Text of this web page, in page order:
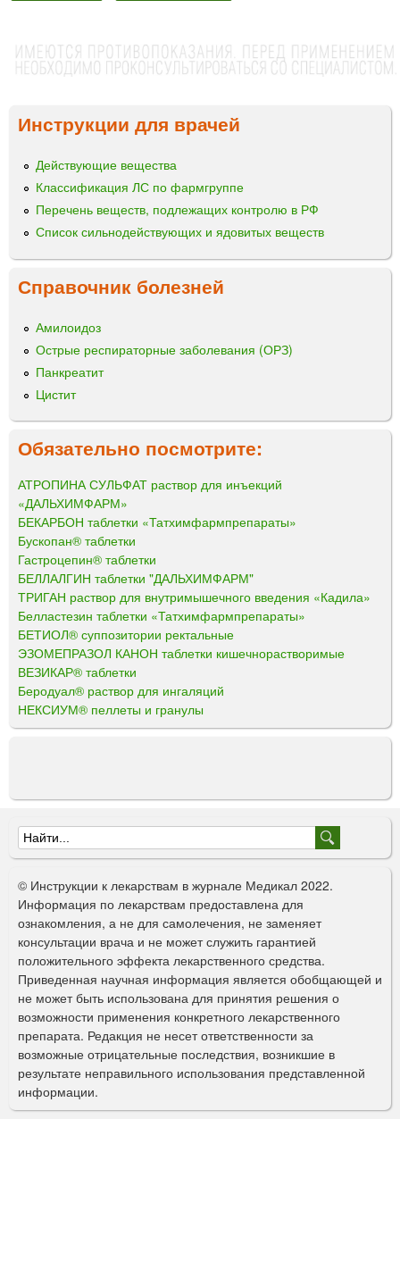
Инструкции для врачей
Действующие вещества
Классификация ЛС по фармгруппе
Перечень веществ, подлежащих контролю в РФ
Список сильнодействующих и ядовитых веществ
Справочник болезней
Амилоидоз
Острые респираторные заболевания (ОРЗ)
Панкреатит
Цистит
Обязательно посмотрите:
АТРОПИНА СУЛЬФАТ раствор для инъекций
«ДАЛЬХИМФАРМ»
БЕКАРБОН таблетки «Татхимфармпрепараты»
Бускопан® таблетки
Гастроцепин® таблетки
БЕЛЛАЛГИН таблетки "ДАЛЬХИМФАРМ"
ТРИГАН раствор для внутримышечного введения «Кадила»
Белластезин таблетки «Татхимфармпрепараты»
БЕТИОЛ® суппозитории ректальные
ЭЗОМЕПРАЗОЛ КАНОН таблетки кишечнорастворимые
ВЕЗИКАР® таблетки
Беродуал® раствор для ингаляций
НЕКСИУМ® пеллеты и гранулы
Ф
о
р
м
а
п
о
и
с
к
© Инструкции к лекарствам в журнале Медикал 2022.
Информация по лекарствам предоставлена для
ознакомления, а не для самолечения, не заменяет
консультации врача и не может служить гарантией
положительного эффекта лекарственного средства.
Приведенная научная информация является обобщающей и
не может быть использована для принятия решения о
возможности применения конкретного лекарственного
препарата. Редакция не несет ответственности за
возможные отрицательные последствия, возникшие в
результате неправильного использования представленной
информации.